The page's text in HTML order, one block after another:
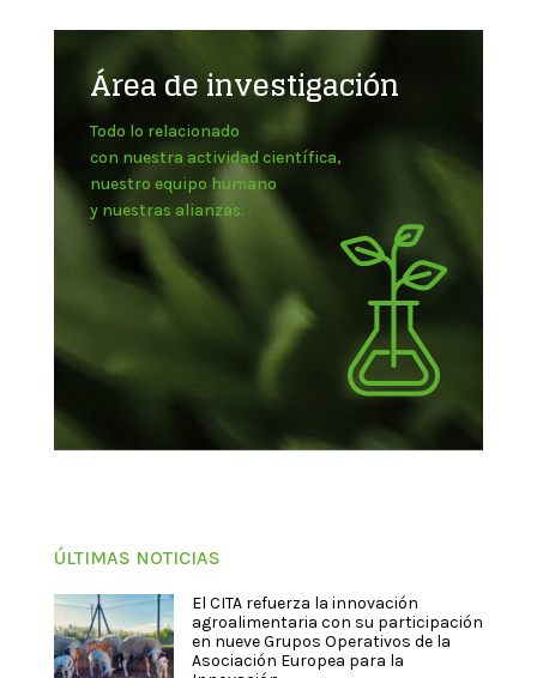
Área de investigación
Todo lo relacionado
con nuestra actividad científica,
nuestro equipo humano
y nuestras alianzas.
ÚLTIMAS NOTICIAS
El CITA refuerza la innovación
agroalimentaria con su participación
en nueve Grupos Operativos de la
Asociación Europea para la